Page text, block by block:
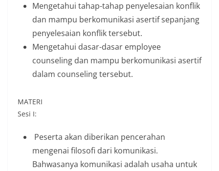
Mengetahui tahap-tahap penyelesaian konflik
dan mampu berkomunikasi asertif sepanjang
penyelesaian konflik tersebut.
Mengetahui dasar-dasar employee
counseling dan mampu berkomunikasi asertif
dalam counseling tersebut.
MATERI
Sesi I:
Peserta akan diberikan pencerahan
mengenai filosofi dari komunikasi.
Bahwasanya komunikasi adalah usaha untuk